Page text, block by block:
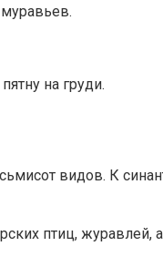
на груди.
видов. К
птиц, журавлей,